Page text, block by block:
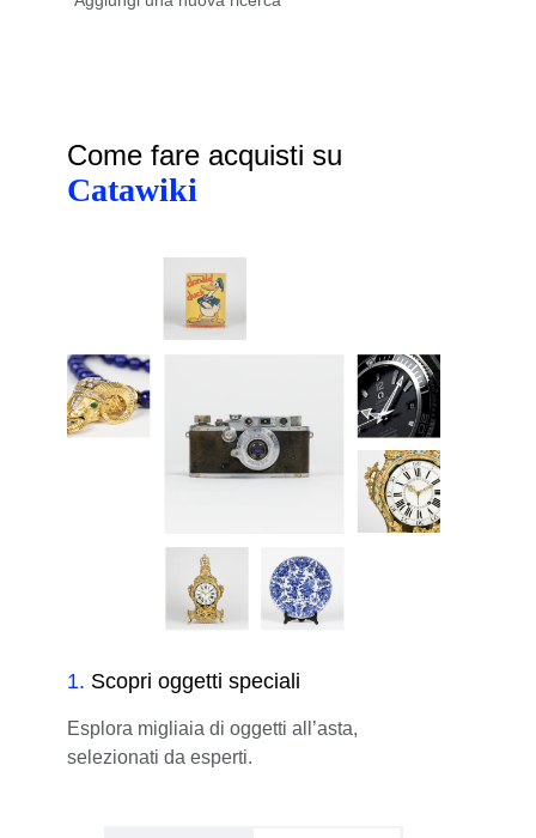
Come fare acquisti su
Catawiki
1. Scopri oggetti speciali
Esplora migliaia di oggetti all’asta,
selezionati da esperti.